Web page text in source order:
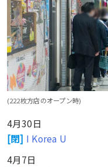
(222枚方店のオープン時)
4月30日
[閉] I Korea U
4月7日